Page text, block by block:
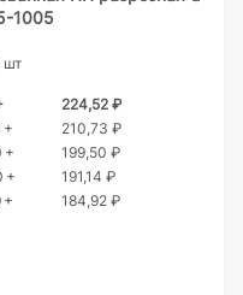
1005
шт
224,52 ₽
+
210,73 ₽
+
199,50 ₽
+
191,14 ₽
+
184,92 ₽